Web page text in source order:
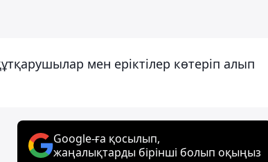
мен еріктілер көтеріп алып
Google-ға қосылып,
жаңалықтарды бірінші болып оқыңыз